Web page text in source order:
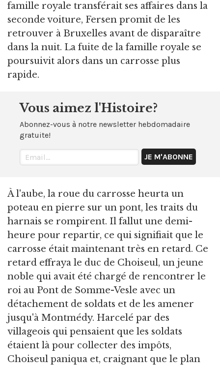
famille royale transférait ses affaires dans la
seconde voiture, Fersen promit de les
retrouver à Bruxelles avant de disparaître
dans la nuit. La fuite de la famille royale se
poursuivit alors dans un carrosse plus
rapide.
Vous aimez l'Histoire?
Abonnez-vous à notre newsletter hebdomadaire
gratuite!
À l'aube, la roue du carrosse heurta un
poteau en pierre sur un pont, les traits du
harnais se rompirent. Il fallut une demi-
heure pour repartir, ce qui signifiait que le
carrosse était maintenant très en retard. Ce
retard effraya le duc de Choiseul, un jeune
noble qui avait été chargé de rencontrer le
roi au Pont de Somme-Vesle avec un
détachement de soldats et de les amener
jusqu'à Montmédy. Harcelé par des
villageois qui pensaient que les soldats
étaient là pour collecter des impôts,
Choiseul paniqua et, craignant que le plan